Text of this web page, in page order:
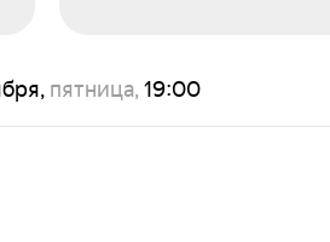
пятница, 19:00